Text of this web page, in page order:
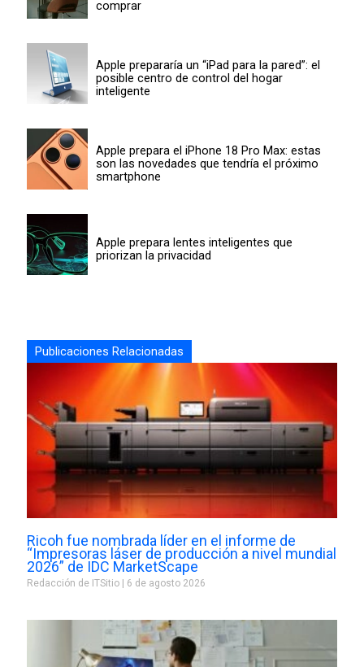
comprar
Apple prepararía un “iPad para la pared”: el
posible centro de control del hogar
inteligente
Apple prepara el iPhone 18 Pro Max: estas
son las novedades que tendría el próximo
smartphone
Apple prepara lentes inteligentes que
priorizan la privacidad
Publicaciones Relacionadas
Ricoh fue nombrada líder en el informe de
“Impresoras láser de producción a nivel mundial
2026” de IDC MarketScape
Redacción de ITSitio 6 de agosto 2026